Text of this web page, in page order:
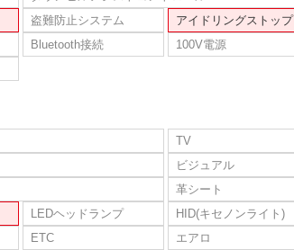
盗難防止システム アイドリングストップ
Bluetooth接続 100V電源
TV
ビジュアル
革シート
LEDヘッドランプ HID(キセノンライト)
ETC エアロ